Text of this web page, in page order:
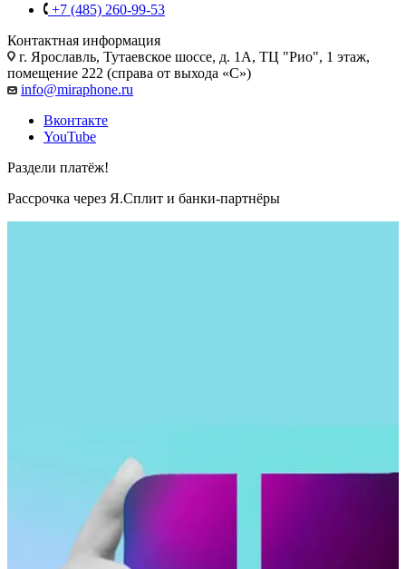
+7 (485) 260-99-53
Контактная информация
г. Ярославль, Тутаевское шоссе, д. 1А, ТЦ "Рио", 1 этаж,
помещение 222 (справа от выхода «С»)
info@miraphone.ru
Вконтакте
YouTube
Раздели платёж!
Рассрочка через Я.Сплит и банки-партнёры